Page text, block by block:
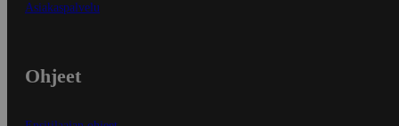
Asiakaspalvelu
Ohjeet